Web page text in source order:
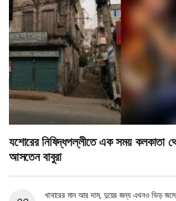
যশোরের নিষিদ্ধপল্লীতে এক সময় কলকাতা
আসতেন বাবুরা
খাবারের মান আর দাম, দুয়ের জন্য এখনও ভিড় জমে